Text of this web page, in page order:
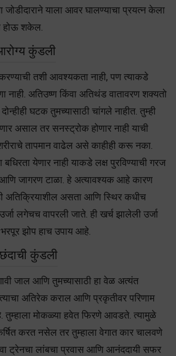
जोडीदाराने याला आवर घालण्याचा प्रयत्न केला
होऊ शकेल.
कुंडली
तशी आवश्यकता नाही, पण त्याकडे
नाही. अतिउष्ण किंवा अतिथंड वातावरण शक्यतो
घटक तुमच्यासाठी चांगले नाहीत. तुम्ही
असाल तर सनस्ट्रोक होणार नाही याची
तापमान वाढेल असे काहीही करू नका.
बधिरता येणार नाही याकडे लक्ष पुरविण्याची गरज
जागरण टाळा. हे अत्यावश्यक आहे कारण
अतिक्रियाशील असता आणि स्थिर कधीच
लगेचच वापरली जाते. ही खर्च झालेली उर्जा
झोप हाच उपाय आहे.
छंदाची कुंडली
जाल आणि तुमच्यासाठी हा वेळ अत्यंत
अतिरेक कराल आणि प्रकृतीवर परिणाम
मोकळ्या हवेत फिरणे आवडते. त्यामुळे
करत नसेल तर तुम्हाला वेगात कार चालवणे
लांबचा प्रवास आणि आनंददायी सफर